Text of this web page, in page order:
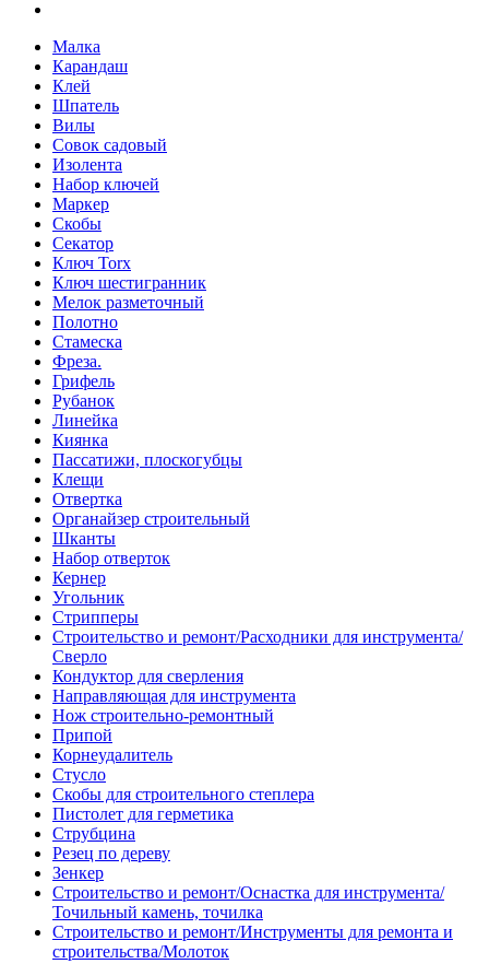
Малка
Карандаш
Клей
Шпатель
Вилы
Совок садовый
Изолента
Набор ключей
Маркер
Скобы
Секатор
Ключ Torx
Ключ шестигранник
Мелок разметочный
Полотно
Стамеска
Фреза.
Грифель
Рубанок
Линейка
Киянка
Пассатижи, плоскогубцы
Клещи
Отвертка
Органайзер строительный
Шканты
Набор отверток
Кернер
Угольник
Стрипперы
Строительство и ремонт/Расходники для инструмента/
Сверло
Кондуктор для сверления
Направляющая для инструмента
Нож строительно-ремонтный
Припой
Корнеудалитель
Стусло
Скобы для строительного степлера
Пистолет для герметика
Струбцина
Резец по дереву
Зенкер
Строительство и ремонт/Оснастка для инструмента/
Точильный камень, точилка
Строительство и ремонт/Инструменты для ремонта и
строительства/Молоток